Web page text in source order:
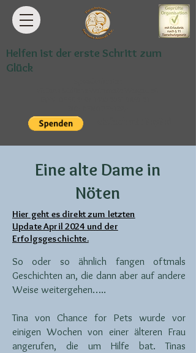
Helfen ist der erste Schritt zum
Glück
Eine alte Dame in
Nöten
Hier geht es direkt zum letzten
Update April 2024 und der
Erfolgsgeschichte.
So oder so ähnlich fangen oftmals
Geschichten an, die dann aber auf andere
Weise weitergehen…..
Tina von Chance for Pets wurde vor
einigen Wochen von einer älteren Frau
angerufen, die um Hilfe bat. Tinas